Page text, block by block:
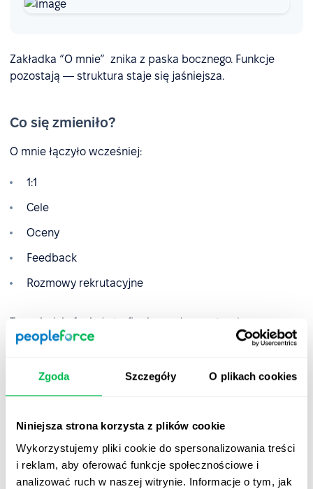
Zgoda Szczegóły O plikach cookies
Niniejsza strona korzysta z plików cookie
Wykorzystujemy pliki cookie do spersonalizowania treści
i reklam, aby oferować funkcje społecznościowe i
analizować ruch w naszej witrynie. Informacje o tym, jak
Zakładka “O mnie” znika z paska bocznego. Funkcje
pozostają — struktura staje się jaśniejsza.
Co się zmieniło?
O mnie łączyło wcześniej:
1:1
Cele
Oceny
Feedback
Rozmowy rekrutacyjne
Teraz każda funkcja trafia do swojego naturalnego
miejsca.
Gdzie teraz są funkcje
→ Efektywność (widoki Organizacja / Zespół / Moje)
Rozmowy rekrutacyjne
→ Rekrutacja → Kandydaci